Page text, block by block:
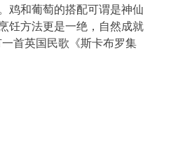
鸡和葡萄的搭配可谓是神仙
饪方法更是一绝，自然成就
首英国民歌《斯卡布罗集